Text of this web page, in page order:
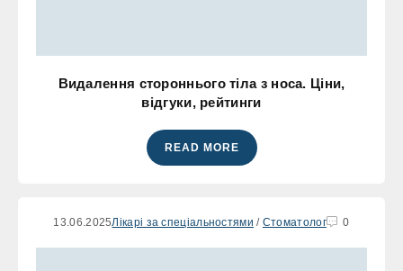
Видалення стороннього тіла з носа. Ціни,
відгуки, рейтинги
READ MORE
13.06.2025Лікарі за спеціальностями / Стоматолог 0